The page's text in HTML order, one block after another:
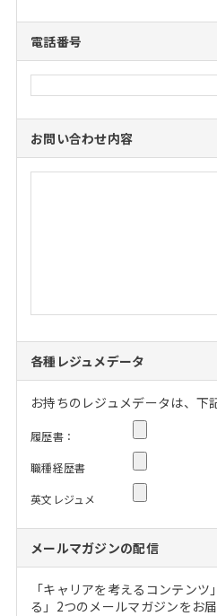
電話番号
お問い合わせ内容
各種レジュメデータ
お持ちのレジュメデータは、下
履歴書：
職種経歴書
英文レジュメ
メールマガジンの配信
「キャリアを考えるコンテン
る」2つのメールマガジンをお届